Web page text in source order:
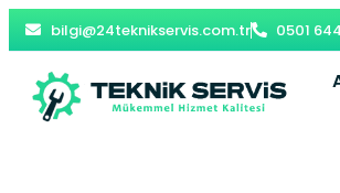
bilgi@24teknikservis.com.tr 0501